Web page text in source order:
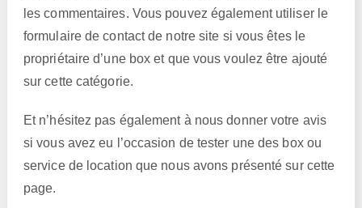
les commentaires. Vous pouvez également utiliser le
formulaire de contact de notre site si vous êtes le
propriétaire d’une box et que vous voulez être ajouté
sur cette catégorie.
Et n’hésitez pas également à nous donner votre avis
si vous avez eu l’occasion de tester une des box ou
service de location que nous avons présenté sur cette
page.